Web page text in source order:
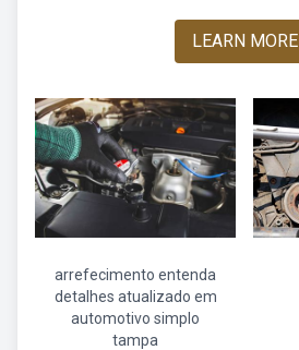
LEARN MORE
arrefecimento entenda
detalhes atualizado em
automotivo simplo
tampa